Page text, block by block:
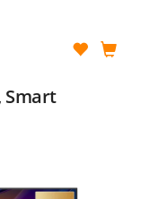
Smart